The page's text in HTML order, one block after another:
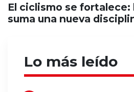
El ciclismo se fortalece:
suma una nueva
Lo más leído